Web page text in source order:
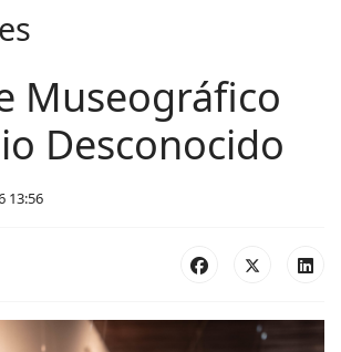
Museográfico
Desconocido
13:56